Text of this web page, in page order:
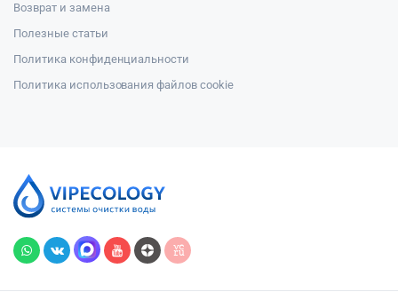
Возврат и замена
Полезные статьи
Политика конфиденциальности
Политика использования файлов cookie